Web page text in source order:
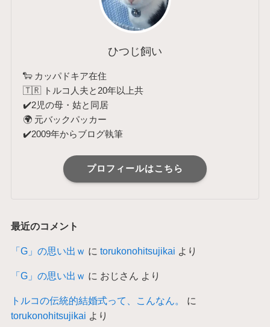
ひつじ飼い
🐑 カッパドキア在住
🇹🇷 トルコ人夫と20年以上共
✔️2児の母・姑と同居
🌍 元バックパッカー
✔️2009年からブログ執筆
プロフィールはこちら
最近のコメント
「G」の思い出ｗ に torukonohitsujikai より
「G」の思い出ｗ に おじさん より
トルコの伝統的結婚式って、こんなん。
に
torukonohitsujikai より